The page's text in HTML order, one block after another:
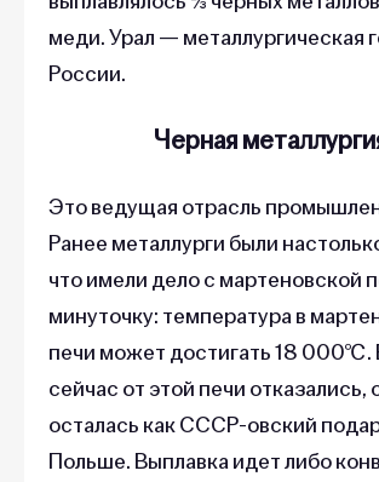
меди. Урал — металлургическая
России.
Ранее металлурги были
что имели дело с мартеновской
минуточку: температура в
печи может достигать 18 000℃.
сейчас от этой печи отказались,
осталась как СССР-овский
Польше. Выплавка идет либо
способом, либо в электропечах,